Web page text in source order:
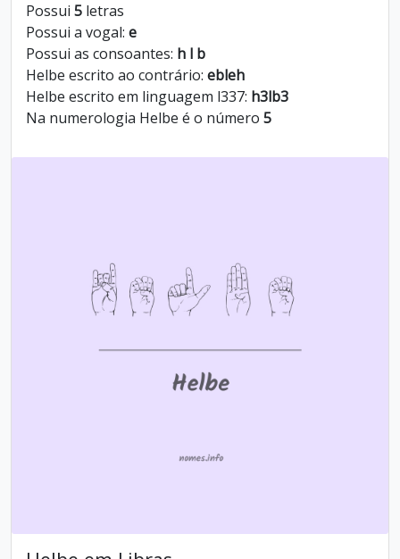
Possui 5 letras
Possui a vogal: e
Possui as consoantes: h l b
Helbe escrito ao contrário: ebleh
Helbe escrito em linguagem l337: h3lb3
Na numerologia Helbe é o número 5